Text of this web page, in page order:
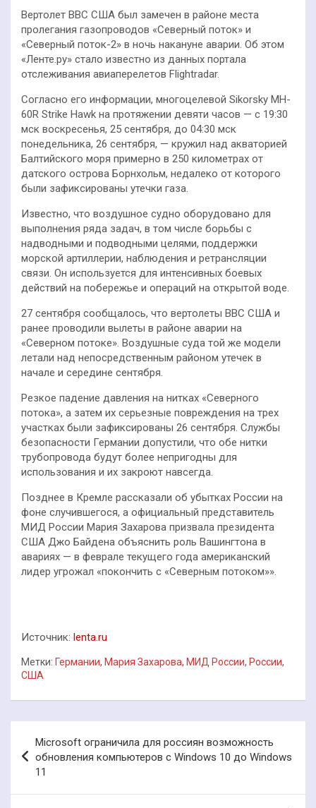
Вертолет ВВС США был замечен в районе места
пролегания газопроводов «Северный поток» и
«Северный поток-2» в ночь накануне аварии. Об этом
«Ленте.ру» стало известно из данных портала
отслеживания авиаперелетов Flightradar.
Согласно его информации, многоцелевой Sikorsky MH-
60R Strike Hawk на протяжении девяти часов — с 19:30
мск воскресенья, 25 сентября, до 04:30 мск
понедельника, 26 сентября, — кружил над акваторией
Балтийского моря примерно в 250 километрах от
датского острова Борнхольм, недалеко от которого
были зафиксированы утечки газа.
Известно, что воздушное судно оборудовано для
выполнения ряда задач, в том числе борьбы с
надводными и подводными целями, поддержки
морской артиллерии, наблюдения и ретрансляции
связи. Он используется для интенсивных боевых
действий на побережье и операций на открытой воде.
27 сентября сообщалось, что вертолеты ВВС США и
ранее проводили вылеты в районе аварии на
«Северном потоке». Воздушные суда той же модели
летали над непосредственным районом утечек в
начале и середине сентября.
Резкое падение давления на нитках «Северного
потока», а затем их серьезные повреждения на трех
участках были зафиксированы 26 сентября. Службы
безопасности Германии допустили, что обе нитки
трубопровода будут более непригодны для
использования и их закроют навсегда.
Позднее в Кремле рассказали об убытках России на
фоне случившегося, а официальный представитель
МИД России Мария Захарова призвала президента
США Джо Байдена объяснить роль Вашингтона в
авариях — в феврале текущего года американский
лидер угрожал «покончить с «Северным потоком»».
Источник: lenta.ru
Метки: Германии, Мария Захарова, МИД России, России,
США
по
записям
Microsoft ограничила для россиян возможность
обновления компьютеров с Windows 10 до Windows
11